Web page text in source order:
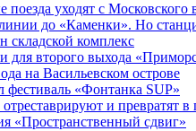
уходят с Московского
до «Каменки». Но
комплекс
для второго выхода
на Васильевском острове
«Фонтанка SUP»
и превратят в
«Пространственный сдвиг»